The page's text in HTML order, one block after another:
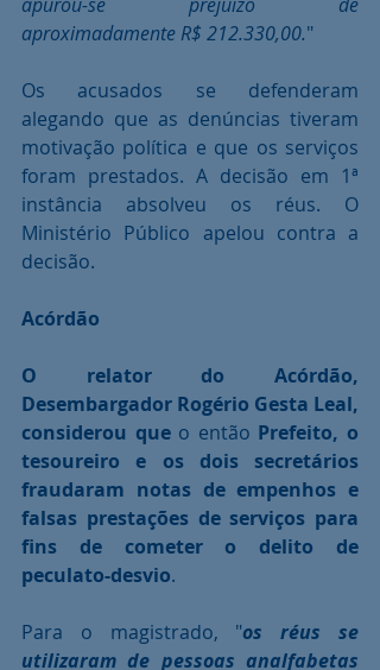
aproximadamente R$ 212.330,00."
Os acusados se defenderam
alegando que as denúncias tiveram
motivação política e que os serviços
foram prestados. A decisão em 1ª
instância absolveu os réus. O
Ministério Público apelou contra a
decisão.
Acórdão
O relator do Acórdão,
Desembargador Rogério Gesta Leal,
considerou que o então Prefeito, o
tesoureiro e os dois secretários
fraudaram notas de empenhos e
falsas prestações de serviços para
fins de cometer o delito de
peculato-desvio.
Para o magistrado, "os réus se
utilizaram de pessoas analfabetas